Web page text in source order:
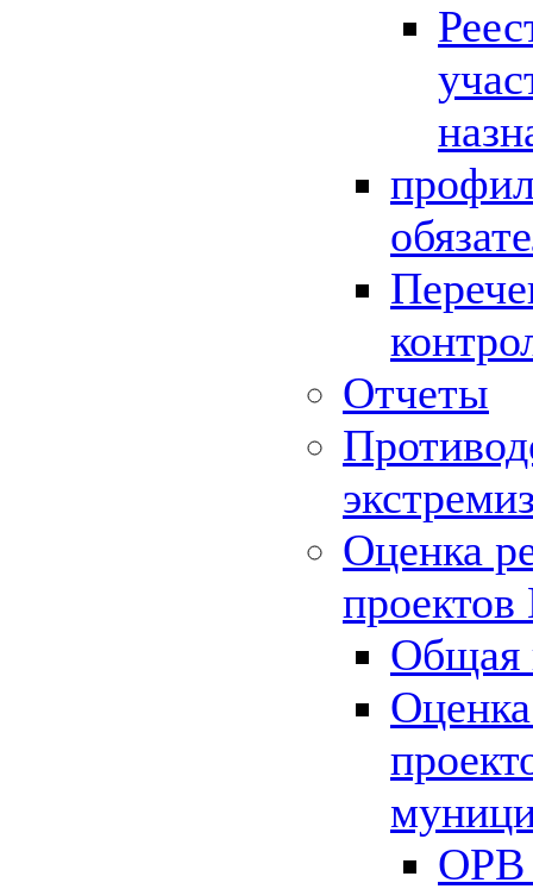
Отчеты
Оценка
Общая
ОРВ